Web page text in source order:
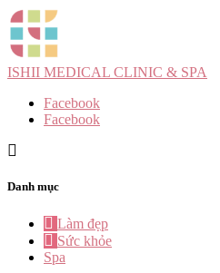
ISHII MEDICAL CLINIC & SPA
Facebook
Facebook
Danh mục
Làm đẹp
Sức khỏe
Spa